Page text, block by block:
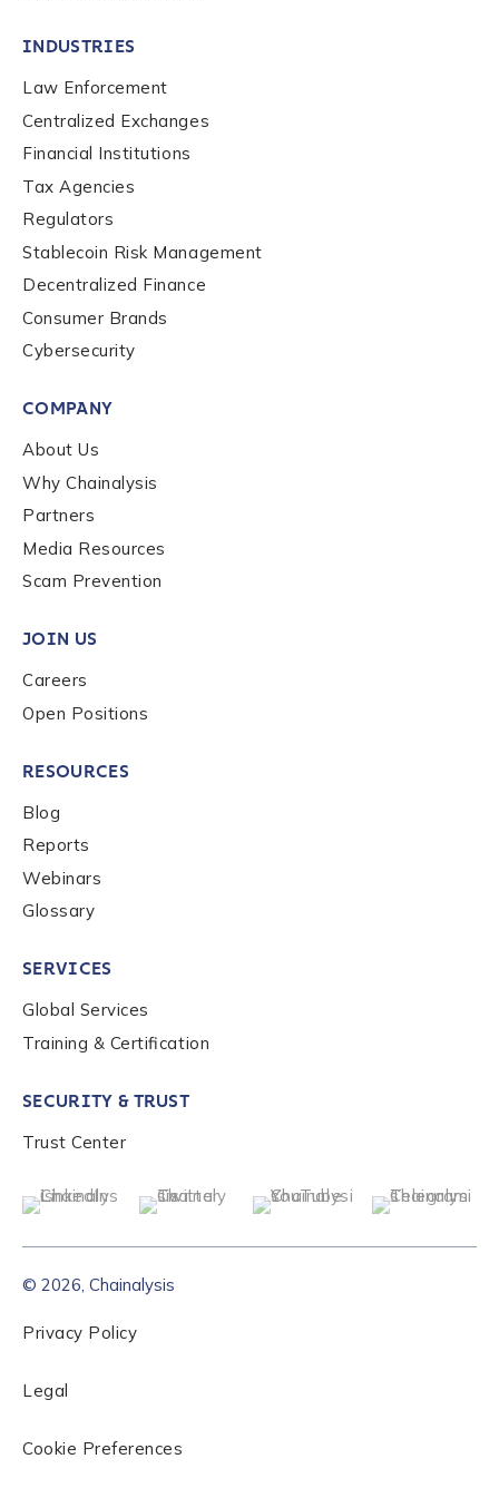
Contact us
First Name
*
Last name
Company / Organization Name
Work Email Address
*
Phone Number
Role Level
Organization Type
How did you hear about us?
By checking this box, you indicate that you'd like us
to send you information on Chainalysis products,
privacy policy.
INDUSTRIES
Law Enforcement
Centralized Exchanges
Financial Institutions
Tax Agencies
Regulators
Stablecoin Risk Management
Decentralized Finance
Consumer Brands
Cybersecurity
COMPANY
About Us
Why Chainalysis
Partners
Media Resources
Scam Prevention
JOIN US
Careers
Open Positions
RESOURCES
Blog
Reports
Webinars
Glossary
SERVICES
Global Services
Training & Certification
SECURITY & TRUST
Trust Center
© 2026, Chainalysis
Privacy Policy
Legal
Cookie Preferences